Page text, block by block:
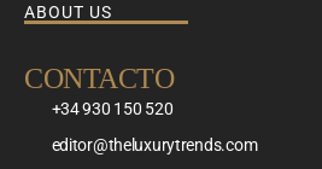
ABOUT US
CONTACTO
+34 930 150 520
editor@theluxurytrends.com